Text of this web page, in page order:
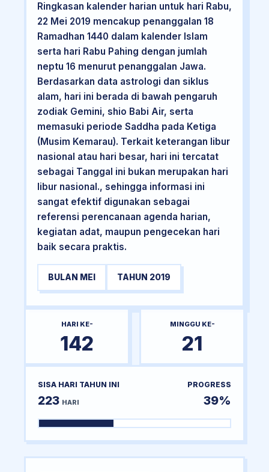
Ringkasan kalender harian untuk hari Rabu,
22 Mei 2019 mencakup penanggalan 18
Ramadhan 1440 dalam kalender Islam
serta hari Rabu Pahing dengan jumlah
neptu 16 menurut penanggalan Jawa.
Berdasarkan data astrologi dan siklus
alam, hari ini berada di bawah pengaruh
zodiak Gemini, shio Babi Air, serta
memasuki periode Saddha pada Ketiga
(Musim Kemarau). Terkait keterangan libur
nasional atau hari besar, hari ini tercatat
sebagai Tanggal ini bukan merupakan hari
libur nasional., sehingga informasi ini
sangat efektif digunakan sebagai
referensi perencanaan agenda harian,
kegiatan adat, maupun pengecekan hari
baik secara praktis.
BULAN MEI TAHUN 2019
HARI KE-
142
MINGGU KE-
21
SISA HARI TAHUN INI
223 HARI
PROGRESS
39%